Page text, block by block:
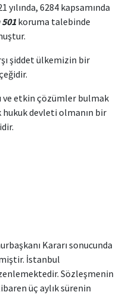
yılında, 6284 kapsamında
koruma talebinde
şiddet ülkemizin bir
ve etkin çözümler bulmak
devleti olmanın bir
Kararı sonucunda
İstanbul
Sözleşmenin
üç aylık sürenin